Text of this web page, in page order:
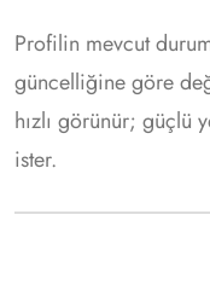
Profilin mevcut
güncelliğine göre
hızlı görünür; güçlü
ister.